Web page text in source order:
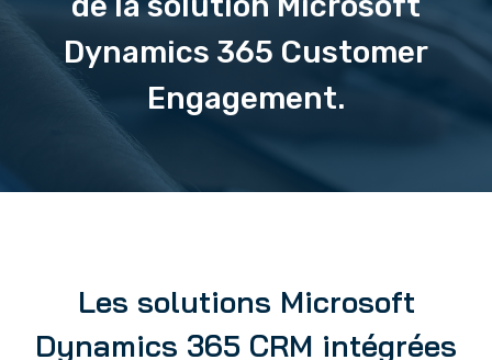
Dynamics 365 Customer
Engagement.
Les solutions Microsoft
Dynamics 365 CRM intégrées